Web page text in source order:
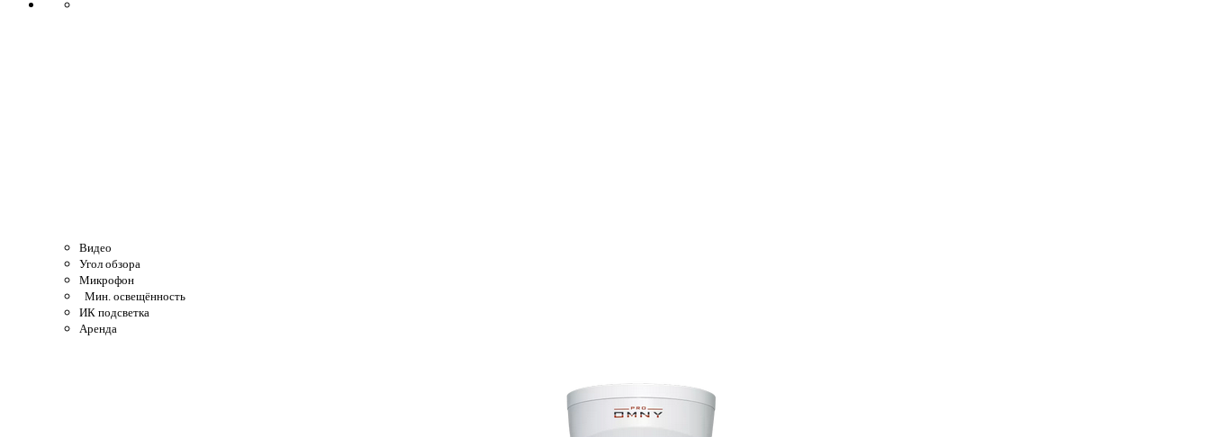
Видео
Угол обзора
Микрофон
Мин. освещённость
ИК подсветка
Аренда